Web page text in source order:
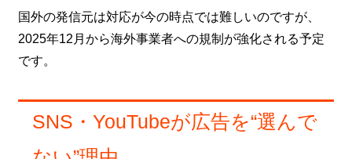
国外の発信元は対応が今の時点では難しいのですが、
2025年12月から海外事業者への規制が強化される予定
です。
SNS・YouTubeが広告を“選んで